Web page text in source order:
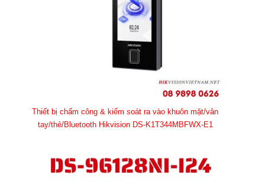
Thiết bị chấm công & kiểm soát ra vào khuôn mặt/vân
tay/thẻ/Bluetooth Hikvision DS-K1T344MBFWX-E1